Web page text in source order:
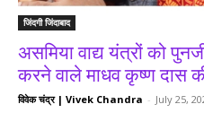
जिंदगी जिंदाबाद
असमिया वाद्य यंत्रों को
करने वाले माधव कृष्ण दास
विवेक चंद्र | Vivek Chandra - July 25,